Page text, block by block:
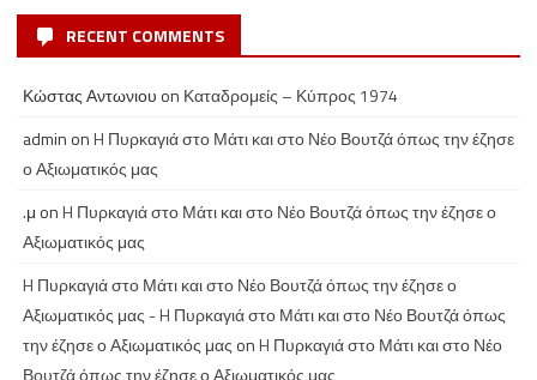
RECENT COMMENTS
Κώστας Αντωνιου on Καταδρομείς – Κύπρος 1974
admin onH Πυρκαγιά στο Μάτι και στο Νέο Βουτζά όπως την έζησε
ο Αξιωματικός μας
.μ onH Πυρκαγιά στο Μάτι και στο Νέο Βουτζά όπως την έζησε ο
Αξιωματικός μας
H Πυρκαγιά στο Μάτι και στο Νέο Βουτζά όπως την έζησε ο
Αξιωματικός μας - H Πυρκαγιά στο Μάτι και στο Νέο Βουτζά όπως
την έζησε ο Αξιωματικός μας onH Πυρκαγιά στο Μάτι και στο Νέο
Βουτζά όπως την έζησε ο Αξιωματικός μας